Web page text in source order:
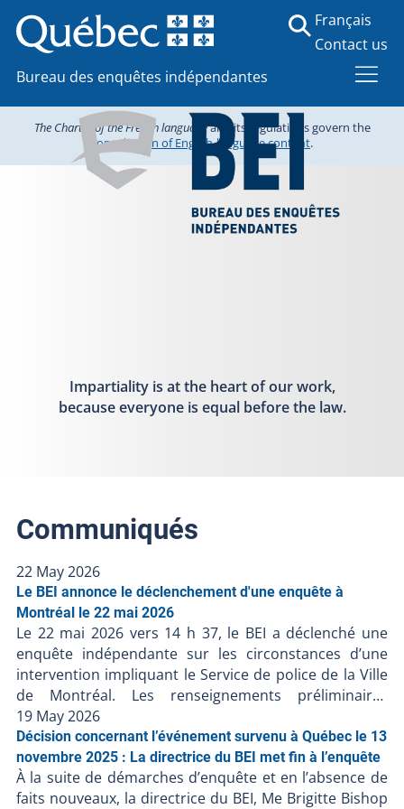
Bureau des enquêtes indépendantes
Français
Contact us
The Charter of the French languageand its regulations govern the
consultation of English-language content.
Impartiality is at the heart of our work,
because everyone is equal before the law.
Communiqués
22 May 2026
Le BEI annonce le déclenchement d'une enquête à
Montréal le 22 mai 2026
Le 22 mai 2026 vers 14 h 37, le BEI a déclenché une
enquête indépendante sur les circonstances d’une
intervention impliquant le Service de police de la Ville
de Montréal. Les renseignements préliminaires
communiqués au BEI suggèrent ce qui suit : Le
vendredi 22 mai 2026 vers 12 h 00, des policiers en
patrouille seraient intervenus auprès d’une personne
en crise dans un lieu public ;Les policiers auraient
alors tenté de maîtriser la personne et ils l’auraient
19 May 2026
Décision concernant l’événement survenu à Québec le 13
novembre 2025 : La directrice du BEI met fin à l’enquête
À la suite de démarches d’enquête et en l’absence de
faits nouveaux, la directrice du BEI, Me Brigitte Bishop